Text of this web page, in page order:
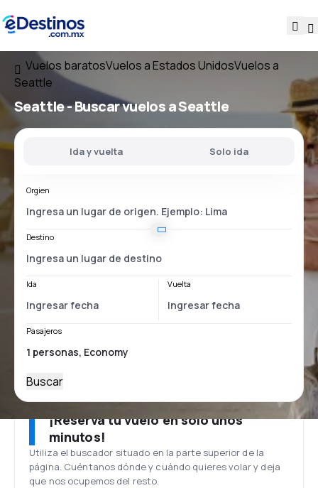
Vuelos baratosVuelos a Estados UnidosVuelos a
Seattle
Seattle - Buscar vuelos a Seattle
Ida y vuelta Solo ida
Orgien
Destino
Ida Vuelta
Pasajeros
Buscar
¡Reserva tu vuelo en solo unos
minutos!
Utiliza el buscador situado en la parte superior de la
página. Cuéntanos dónde y cuándo quieres volar y deja
que nos ocupemos del resto.